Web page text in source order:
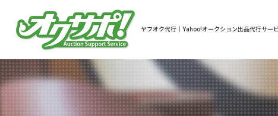
ヤフオク代行｜Yahoo!オークション出品代行サー